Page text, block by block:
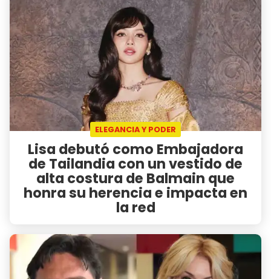
ELEGANCIA Y PODER
Lisa debutó como Embajadora
de Tailandia con un vestido de
alta costura de Balmain que
honra su herencia e impacta en
la red